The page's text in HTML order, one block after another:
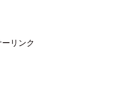
ーリンク